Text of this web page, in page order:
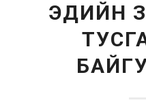
ЭДИЙН